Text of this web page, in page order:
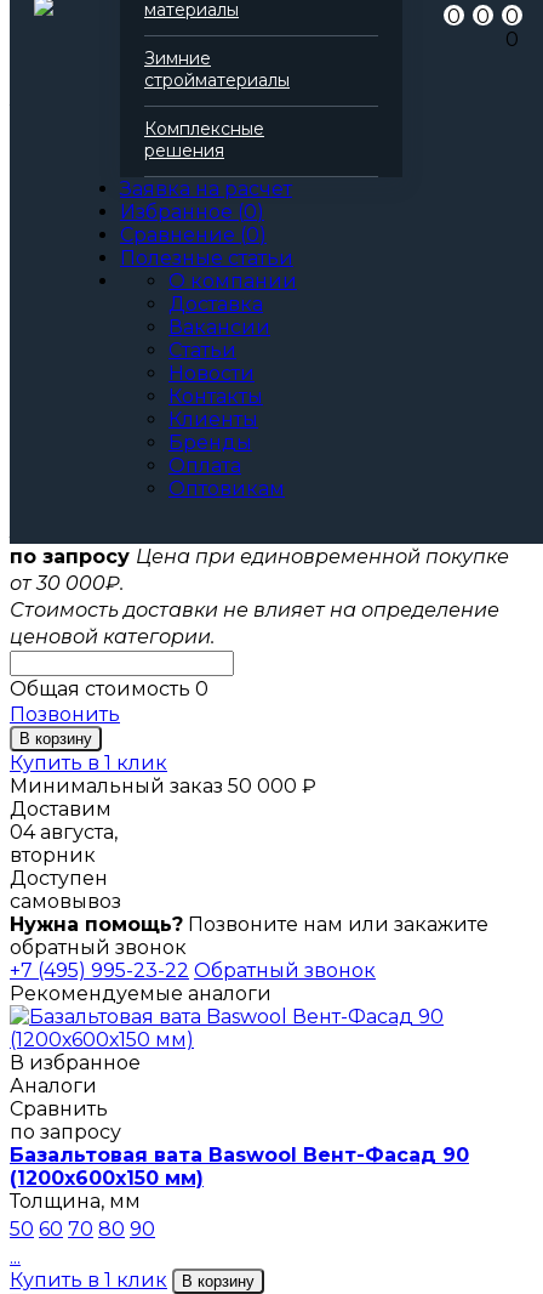
материалы
Зимние
стройматериалы
Комплексные
решения
Заявка на расчет
Избранное (0)
Сравнение (0)
Полезные статьи
О компании
Доставка
Вакансии
Статьи
Новости
Контакты
Клиенты
Бренды
Оплата
Оптовикам
0 0
0
0
Серия
Технофас
Базальтовая вата
Все характеристики
по запросу Цена при единовременной покупке
от 30 000₽.
Стоимость доставки не влияет на определение
ценовой категории.
Общая стоимость 0
Позвонить
В корзину
Купить в 1 клик
Минимальный заказ 50 000 ₽
Доставим
04 августа,
вторник
Доступен
самовывоз
Нужна помощь? Позвоните нам или закажите
обратный звонок
+7 (495) 995-23-22 Обратный звонок
Рекомендуемые аналоги
В избранное
Аналоги
Сравнить
по запросу
Базальтовая вата Baswool Вент-Фасад 90
(1200х600х150 мм)
Толщина, мм
50 60 70 80 90
...
Купить в 1 клик
В корзину